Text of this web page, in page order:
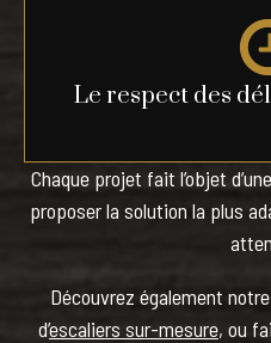
Le respect des
Chaque projet fait l’objet
proposer la solution la plus
Découvrez également
d’escaliers sur-mesure, ou